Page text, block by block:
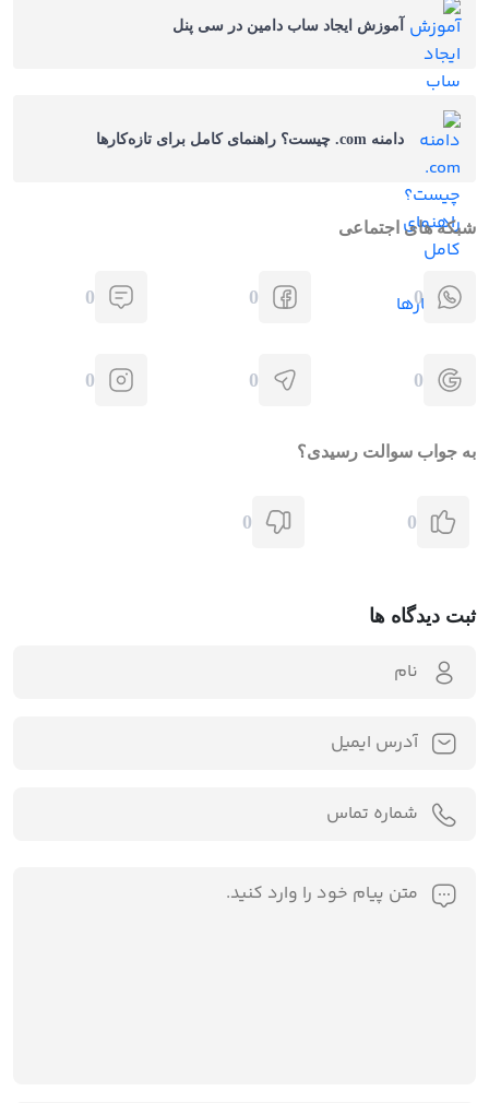
آموزش ایجاد ساب دامین در سی‌ پنل
دامنه com. چیست؟ راهنمای کامل برای تازه‌کارها
شبکه های اجتماعی
0
0
0
0
0
0
به جواب سوالت رسیدی؟
0
0
ثبت دیدگاه ها